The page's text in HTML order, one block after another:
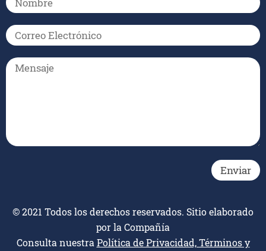
© 2021 Todos los derechos reservados. Sitio elaborado
por la Compañía
Consulta nuestraPolítica de Privacidad, Términos y